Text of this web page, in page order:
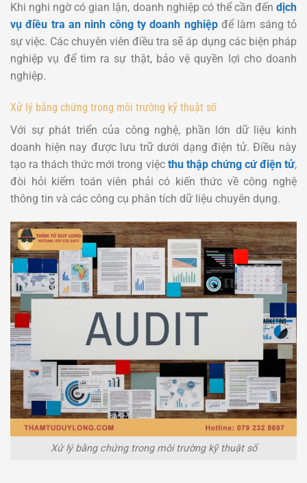
Khi nghi ngờ có gian lận, doanh nghiệp có thể cần đến dịch
vụ điều tra an ninh công ty doanh nghiệpđể làm sáng tỏ
sự việc. Các chuyên viên điều tra sẽ áp dụng các biện pháp
nghiệp vụ để tìm ra sự thật, bảo vệ quyền lợi cho doanh
nghiệp.
Xử lý bằng chứng trong môi trường kỹ thuật số
Với sự phát triển của công nghệ, phần lớn dữ liệu kinh
doanh hiện nay được lưu trữ dưới dạng điện tử. Điều này
tạo ra thách thức mới trong việc thu thập chứng cứ điện tử,
đòi hỏi kiểm toán viên phải có kiến thức về công nghệ
thông tin và các công cụ phân tích dữ liệu chuyên dụng.
Xử lý bằng chứng trong môi trường kỹ thuật số